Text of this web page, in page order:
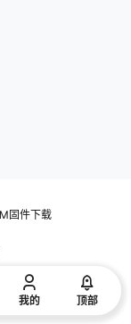
固件下载
我的 顶部